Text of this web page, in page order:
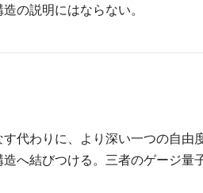
の説明にはならない。
代わりに、より深い一つの自由
へ結びつける。三者のゲージ量